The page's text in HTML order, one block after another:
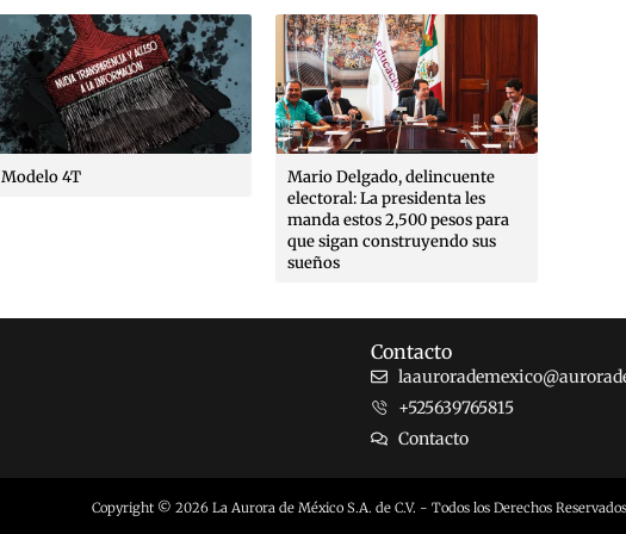
Modelo 4T
Mario Delgado, delincuente
electoral: La presidenta les
manda estos 2,500 pesos para
que sigan construyendo sus
sueños
Contacto
+525639765815
Contacto
Copyright © 2026 La Aurora de México S.A. de C.V. - Todos los Derechos Reservados